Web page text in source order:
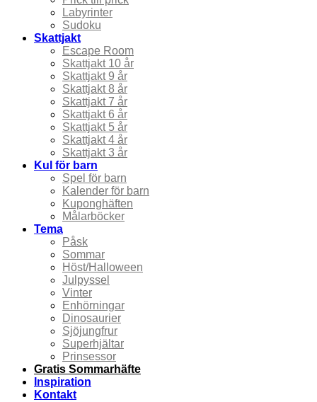
Labyrinter
Sudoku
Skattjakt
Escape Room
Skattjakt 10 år
Skattjakt 9 år
Skattjakt 8 år
Skattjakt 7 år
Skattjakt 6 år
Skattjakt 5 år
Skattjakt 4 år
Skattjakt 3 år
Kul för barn
Spel för barn
Kalender för barn
Kuponghäften
Målarböcker
Tema
Påsk
Sommar
Höst/Halloween
Julpyssel
Vinter
Enhörningar
Dinosaurier
Sjöjungfrur
Superhjältar
Prinsessor
Gratis Sommarhäfte
Inspiration
Kontakt